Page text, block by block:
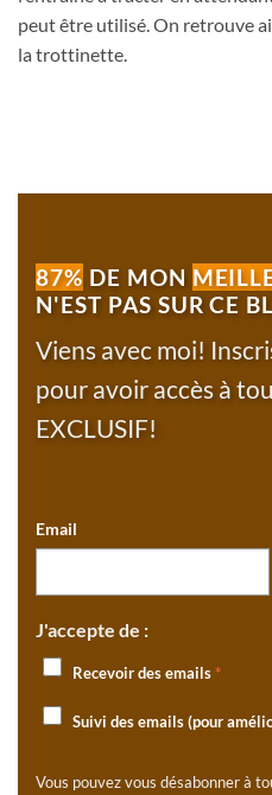
peut être utilisé. On retrouve
la trottinette.
87%DE MON
N'EST PAS SUR CE
Viens avec moi!
pour avoir accès à
EXCLUSIF!
Email
J'accepte de :
Recevoir des emails*
Suivi des emails (pour
Vous pouvez vous désabonner à